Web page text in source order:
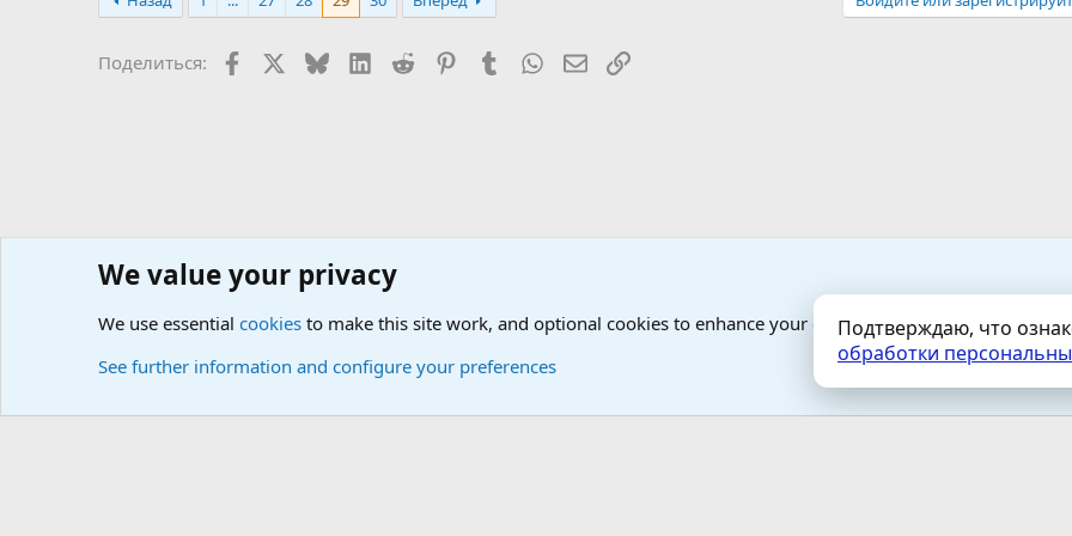
Поделиться: Facebook BlueskyLinkedInReddit PinterestTumblrWhatsAppЭлектронная почта
Ссылка
Сайт доктора Мостовского Форумы
Контактная форма Условия и правила
We value your privacy
We use essential cookies to make this site work, and optional cookies to enhance your experience.
See further information and configure your preferences
Подтверждаю, что
обработки